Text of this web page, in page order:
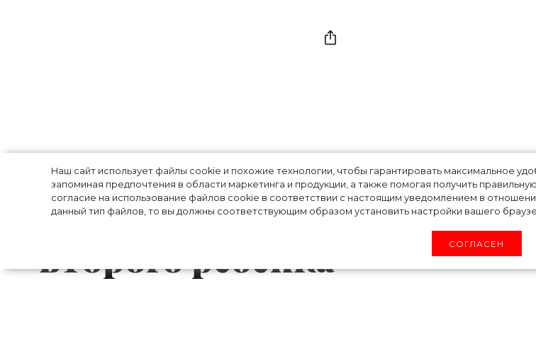
Наш сайт использует файлы cookie и похожие технологии, чтобы гарантировать максимальное
запоминая предпочтения в области маркетинга и продукции, а также помогая получить
согласие на использование файлов cookie в соответствии с настоящим уведомлением в
данный тип файлов, то вы должны соответствующим образом установить настройки вашего
СОГЛАСЕН
Спустя четыре месяца:
Данст рассказала о
второго ребёнка